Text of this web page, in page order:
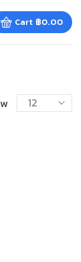
Cart ฿0.00